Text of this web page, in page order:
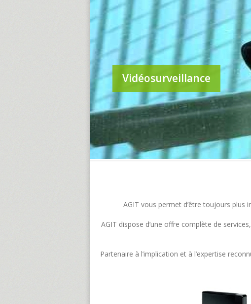
Vidéosurveillance
AGIT vous permet d’être toujours
AGIT dispose d’une offre complète de
Partenaire à l’implication et à l’expertise